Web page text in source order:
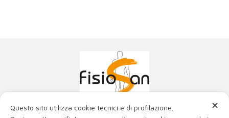
Poliambulatorio Fisiosan Srl
✕
Questo sito utilizza cookie tecnici e di profilazione.